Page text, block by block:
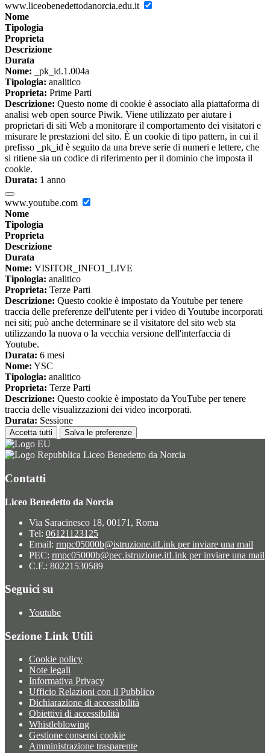
www.liceobenedettodanorcia.edu.it
Nome
Tipologia
Proprieta
Descrizione
Durata
Nome: _pk_id.1.004a
Tipologia: analitico
Proprieta: Prime Parti
Descrizione: Questo nome di cookie è associato alla piattaforma di
analisi web open source Piwik. Viene utilizzato per aiutare i
proprietari di siti Web a monitorare il comportamento dei visitatori e
misurare le prestazioni del sito. È un cookie di tipo pattern, in cui il
prefisso _pk_id è seguito da una breve serie di numeri e lettere, che
si ritiene sia un codice di riferimento per il dominio che imposta il
cookie.
Durata: 1 anno
www.youtube.com
Nome
Tipologia
Proprieta
Descrizione
Durata
Nome: VISITOR_INFO1_LIVE
Tipologia: analitico
Proprieta: Terze Parti
Descrizione: Questo cookie è impostato da Youtube per tenere
traccia delle preferenze dell'utente per i video di Youtube incorporati
nei siti; può anche determinare se il visitatore del sito web sta
utilizzando la nuova o la vecchia versione dell'interfaccia di
Youtube.
Durata: 6 mesi
Nome: YSC
Tipologia: analitico
Proprieta: Terze Parti
Descrizione: Questo cookie è impostato da YouTube per tenere
traccia delle visualizzazioni dei video incorporati.
Durata: Sessione
Accetta tutti Salva le preferenze
Liceo Benedetto da Norcia
Contatti
Liceo Benedetto da Norcia
Via Saracinesco 18, 00171, Roma
Tel: 06121123125
Email: rmpc05000b@istruzione.itLink per inviare una mail
PEC: rmpc05000b@pec.istruzione.itLink per inviare una mail
C.F.: 80221530589
Seguici su
Youtube
Sezione Link Utili
Cookie policy
Note legali
Informativa Privacy
Ufficio Relazioni con il Pubblico
Dichiarazione di accessibilità
Obiettivi di accessibilità
Whistleblowing
Gestione consensi cookie
Amministrazione trasparente